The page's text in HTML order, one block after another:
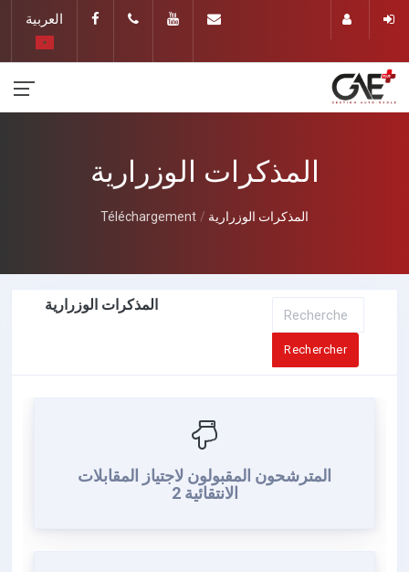
العربية
المذكرات الوزرارية
Téléchargement المذكرات الوزرارية
المذكرات الوزرارية
Rechercher
المترشحون المقبولون لاجتياز المقابلات
الانتقائية 2